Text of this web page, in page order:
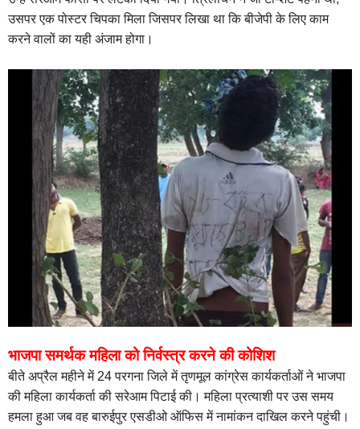
उसपर एक पोस्टर चिपका मिला जिसपर लिखा था कि बीजेपी के लिए काम
करने वालों का यही अंजाम होगा।
भाजपा समर्थक महिला को निर्वस्त्र करने की कोशिश
बीते अप्रैल महीने में 24 परगना जिले में तृणमूल कांग्रेस कार्यकर्ताओं ने भाजपा
की महिला कार्यकर्ता की सरेआम पिटाई की। महिला प्रत्याशी पर उस समय
हमला हुआ जब वह बारुईपुर एसडीओ ऑफिस में नामांकन दाखिल करने पहुंची।